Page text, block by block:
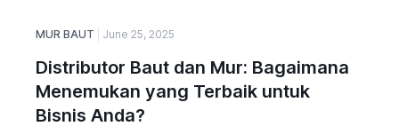
MUR BAUT June 25, 2025
Distributor Baut dan Mur: Bagaimana
Menemukan yang Terbaik untuk
Bisnis Anda?